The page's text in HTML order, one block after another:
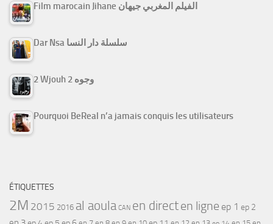
Film marocain Jihane الفيلم المغربي جيهان
Dar Nsa سلسلة دار النسا
2 Wjouh 2 وجوه
Pourquoi BeReal n’a jamais conquis les utilisateurs
ÉTIQUETTES
2M 2015 2016 al aoula CAN en directen ligne ep 1 ep 2